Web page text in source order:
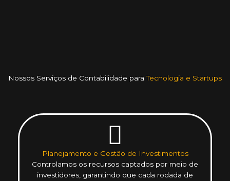
Nossos Serviços de Contabilidade paraTecnologia e Startups
Planejamento e Gestão de Investimentos
Controlamos os recursos captados por meio de
investidores, garantindo que cada rodada de